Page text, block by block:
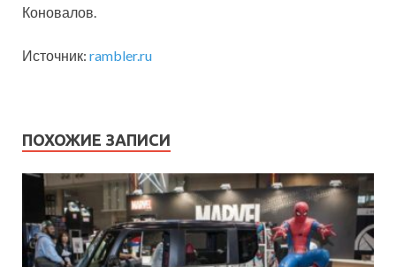
Коновалов.
Источник: rambler.ru
ПОХОЖИЕ ЗАПИСИ